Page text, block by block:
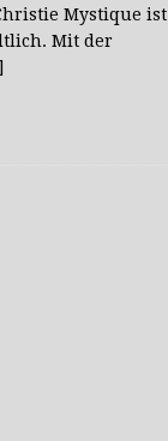
Mystique ist
Mit der